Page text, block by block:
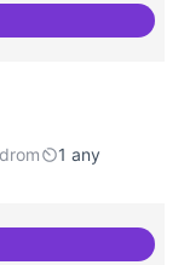
DDHH i capa
1 any